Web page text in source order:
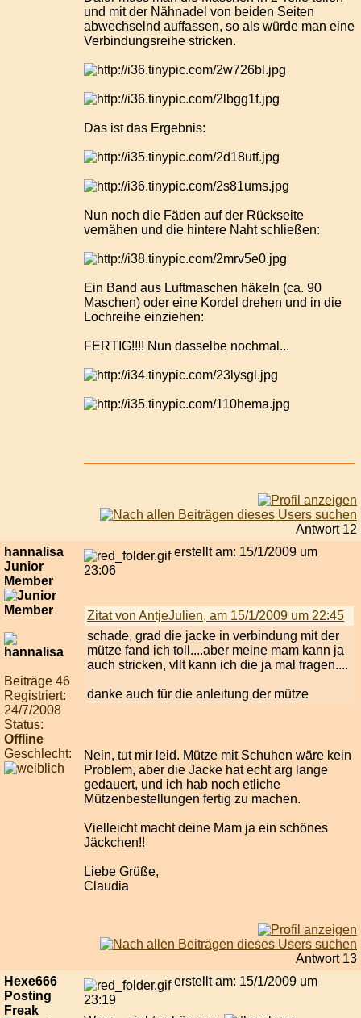
und mit der Nähnadel von beiden Seiten
abwechselnd auffassen, so als würde man eine
Verbindungsreihe stricken.
Das ist das Ergebnis:
Nun noch die Fäden auf der Rückseite
vernähen und die hintere Naht schließen:
Ein Band aus Luftmaschen häkeln (ca. 90
Maschen) oder eine Kordel drehen und in die
Lochreihe einziehen:
FERTIG!!!! Nun dasselbe nochmal...
Antwort 12
hannalisa
Junior
Member
Beiträge 46
Registriert:
24/7/2008
Status:
Offline
Geschlecht:
erstellt am: 15/1/2009 um
23:06
Zitat von AntjeJulien, am 15/1/2009 um 22:45
schade, grad die jacke in verbindung mit der
mütze fand ich toll....aber meine mam kann ja
auch stricken, vllt kann ich die ja mal fragen....
danke auch für die anleitung der mütze
Nein, tut mir leid. Mütze mit Schuhen wäre kein
Problem, aber die Jacke hat echt arg lange
gedauert, und ich hab noch etliche
Mützenbestellungen fertig zu machen.
Vielleicht macht deine Mam ja ein schönes
Jäckchen!!
Liebe Grüße,
Claudia
Antwort 13
Hexe666
Posting
Freak
erstellt am: 15/1/2009 um
23:19